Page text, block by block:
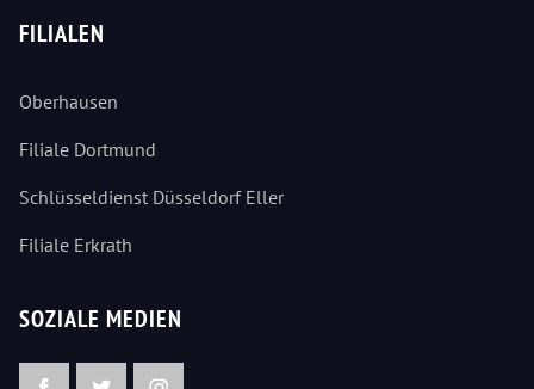
FILIALEN
Oberhausen
Filiale Dortmund
Schlüsseldienst Düsseldorf Eller
Filiale Erkrath
SOZIALE MEDIEN